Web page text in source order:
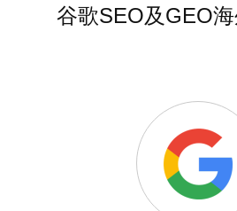
谷歌SEO及GEO